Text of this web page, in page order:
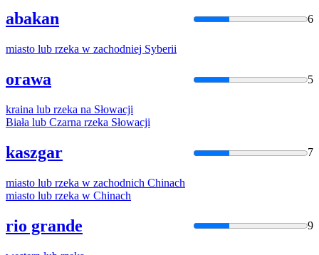
abakan 6
miasto lub rzeka w zachodniej Syberii
orawa 5
kraina lub rzeka na Słowacji
Biała lub Czarna rzeka Słowacji
kaszgar 7
miasto lub rzeka w zachodnich Chinach
miasto lub rzeka w Chinach
rio grande 9